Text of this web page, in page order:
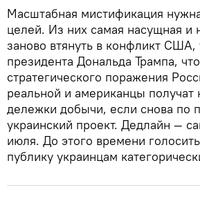
Масштабная мистификация
целей. Из них самая насущная и
заново втянуть в конфликт США,
президента Дональда Трампа,
стратегического поражения
реальной и американцы получат
дележки добычи, если снова по
украинский проект. Дедлайн —
июля. До этого времени
публику украинцам